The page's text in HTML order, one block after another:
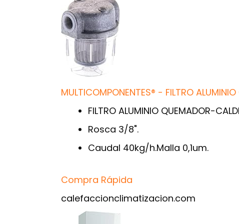
MULTICOMPONENTES® - FILTRO
FILTRO ALUMINIO QUEMADOR-
Rosca 3/8".
Caudal 40kg/h.Malla 0,1um.
Compra Rápida
calefaccionclimatizacion.com